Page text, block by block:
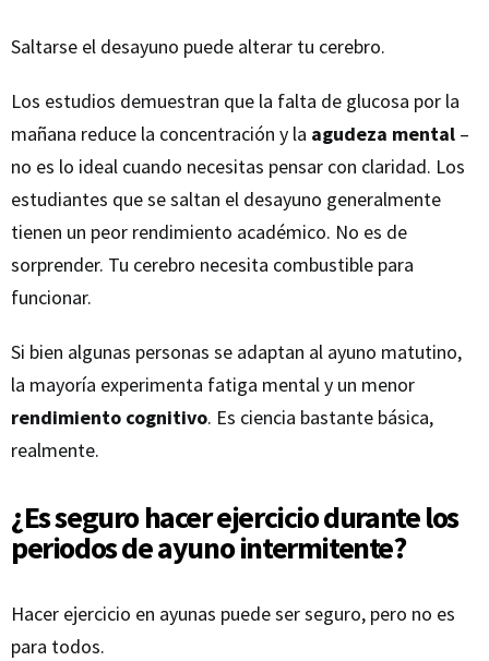
Saltarse el desayuno puede alterar tu cerebro.
Los estudios demuestran que la falta de glucosa por la
mañana reduce la concentración y la agudeza mental –
no es lo ideal cuando necesitas pensar con claridad. Los
estudiantes que se saltan el desayuno generalmente
tienen un peor rendimiento académico. No es de
sorprender. Tu cerebro necesita combustible para
funcionar.
Si bien algunas personas se adaptan al ayuno matutino,
la mayoría experimenta fatiga mental y un menor
rendimiento cognitivo. Es ciencia bastante básica,
realmente.
¿Es seguro hacer ejercicio durante los
periodos de ayuno intermitente?
Hacer ejercicio en ayunas puede ser seguro, pero no es
para todos.